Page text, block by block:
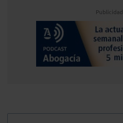
Publicidad